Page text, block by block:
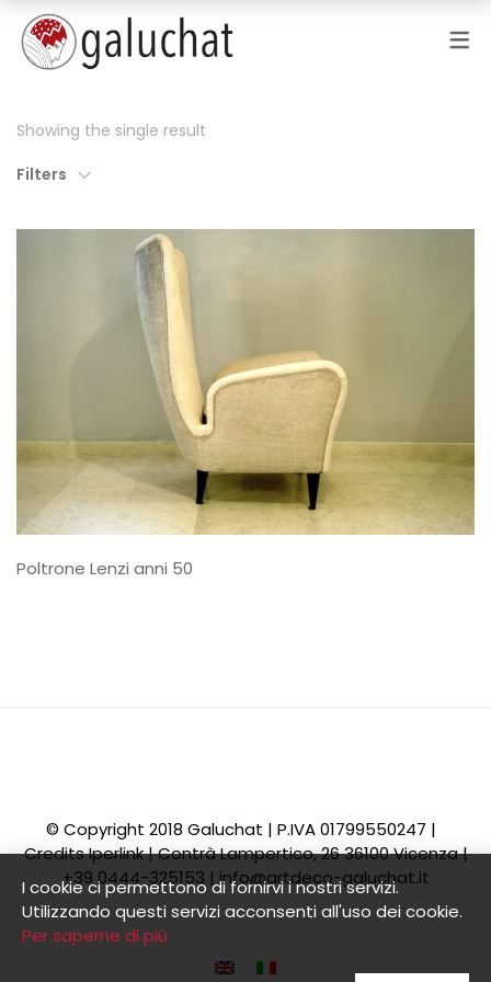
Showing the single result
Filters
Poltrone Lenzi anni 50
© Copyright 2018 Galuchat | P.IVA 01799550247 |
CreditsIperlink| Contrà Lampertico, 26 36100 Vicenza |
+39 0444-325153 | info@artdeco-galuchat.it
I cookie ci permettono di fornirvi i nostri servizi.
Utilizzando questi servizi acconsenti all'uso dei cookie.
Per saperne di più